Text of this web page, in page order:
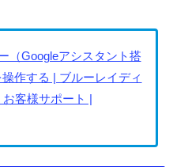
（Googleアシスタント搭
作する | ブルーレイディ
客様サポート |